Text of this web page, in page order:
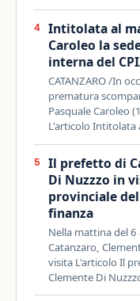
4
Intitolata al
Caroleo la
interna del
CATANZARO /In
prematura
Pasquale Caroleo
L'articolo Intitolata
5
Il prefetto di
Di Nuzzzo in
provinciale
finanza
Nella mattina del
Catanzaro,
visita L'articolo Il
Clemente Di